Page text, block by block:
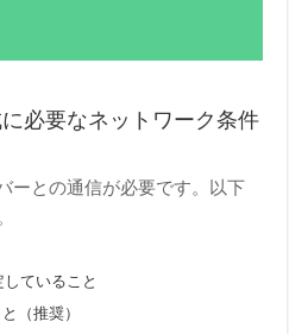
必要なネットワーク条件
ーとの通信が必要です。以下
していること
（推奨）